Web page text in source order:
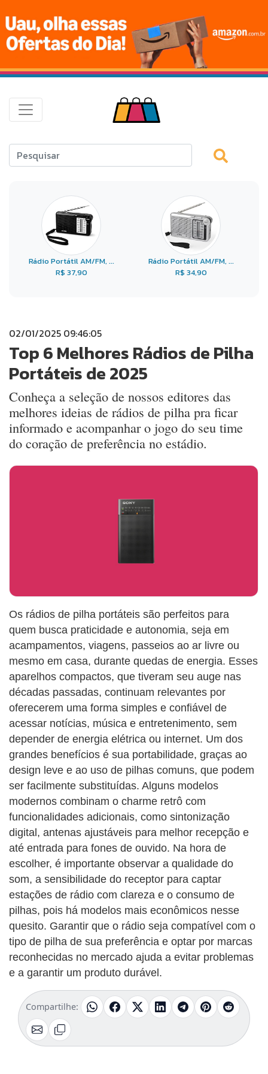
Rádio Portátil AM/FM, ...
R$ 37,90
Rádio Portátil AM/FM, ...
R$ 34,90
02/01/2025 09:46:05
Top 6 Melhores Rádios de Pilha
Portáteis de 2025
Conheça a seleção de nossos editores das
melhores ideias de rádios de pilha pra ficar
informado e acompanhar o jogo do seu time
do coração de preferência no estádio.
Os rádios de pilha portáteis são perfeitos para
quem busca praticidade e autonomia, seja em
acampamentos, viagens, passeios ao ar livre ou
mesmo em casa, durante quedas de energia. Esses
aparelhos compactos, que tiveram seu auge nas
décadas passadas, continuam relevantes por
oferecerem uma forma simples e confiável de
acessar notícias, música e entretenimento, sem
depender de energia elétrica ou internet. Um dos
grandes benefícios é sua portabilidade, graças ao
design leve e ao uso de pilhas comuns, que podem
ser facilmente substituídas. Alguns modelos
modernos combinam o charme retrô com
funcionalidades adicionais, como sintonização
digital, antenas ajustáveis para melhor recepção e
até entrada para fones de ouvido. Na hora de
escolher, é importante observar a qualidade do
som, a sensibilidade do receptor para captar
estações de rádio com clareza e o consumo de
pilhas, pois há modelos mais econômicos nesse
quesito. Garantir que o rádio seja compatível com o
tipo de pilha de sua preferência e optar por marcas
reconhecidas no mercado ajuda a evitar problemas
e a garantir um produto durável.
Compartilhe: